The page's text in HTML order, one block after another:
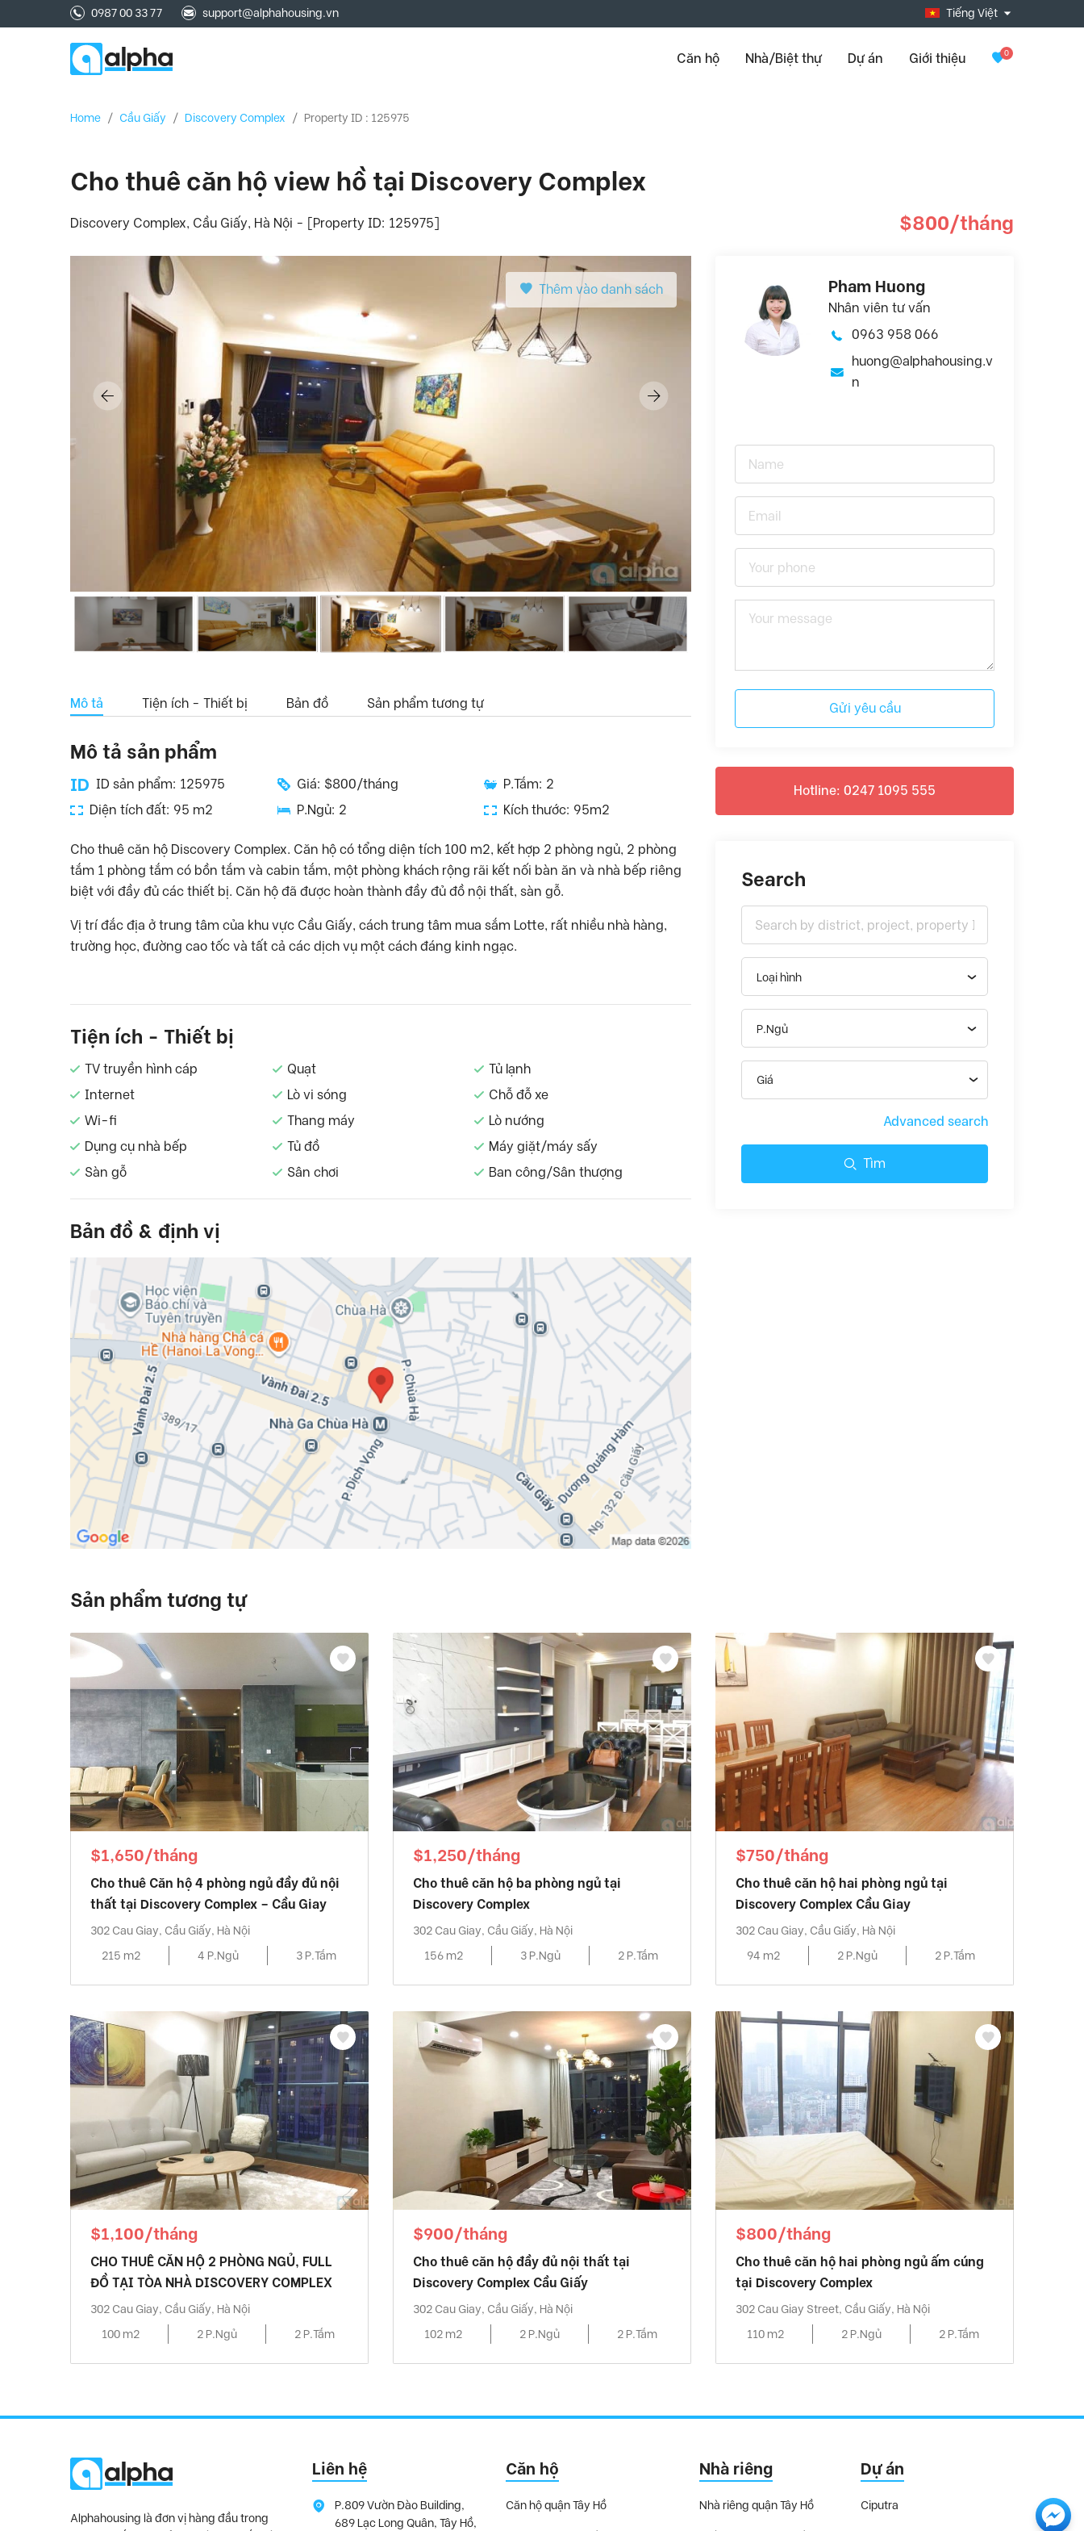
0987 00 33 77 support@alphahousing.vn Tiếng Việt
Căn hộ Nhà/Biệt thự Dự án Giới thiệu 0
Home / Cầu Giấy / Discovery Complex / Property ID : 125975
Cho thuê căn hộ view hồ tại Discovery Complex
Discovery Complex, Cầu Giấy, Hà Nội - [Property ID: 125975] $800/tháng
Thêm vào danh sách
Mô tả Tiện ích - Thiết bị Bản đồ Sản phẩm tương tự
Mô tả sản phẩm
ID sản phẩm: 125975 Giá: $800/tháng
P.Tắm: 2
Diện tích đất: 95 m2
P.Ngủ: 2 Kích thước: 95m2
Cho thuê căn hộ Discovery Complex. Căn hộ có tổng diện tích 100 m2, kết hợp 2 phòng ngủ, 2 phòng
tắm 1 phòng tắm có bồn tắm và cabin tắm, một phòng khách rộng rãi kết nối bàn ăn và nhà bếp riêng
biệt với đầy đủ các thiết bị. Căn hộ đã được hoàn thành đầy đủ đồ nội thất, sàn gỗ.
Vị trí đắc địa ở trung tâm của khu vực Cầu Giấy, cách trung tâm mua sắm Lotte, rất nhiều nhà hàng,
trường học, đường cao tốc và tất cả các dịch vụ một cách đáng kinh ngạc.
Tiện ích - Thiết bị
TV truyền hình cáp Quạt
Tủ lạnh
Internet
Lò vi sóng
Chỗ đỗ xe
Wi-fi
Thang máy
Lò nướng
Dụng cụ nhà bếp
Tủ đồ
Máy giặt/máy sấy
Sàn gỗ
Sân chơi Ban công/Sân thượng
Bản đồ & định vị
Pham Huong
Nhân viên tư vấn
0963 958 066
huong@alphahousing.v
n
Gửi yêu cầu
Hotline: 0247 1095 555
Search
Loại hình
P.Ngủ
Giá
Advanced search
Tìm
Sản phẩm tương tự
$1,650/tháng
Cho thuê Căn hộ 4 phòng ngủ đầy đủ nội
thất tại Discovery Complex – Cầu Giay
302 Cau Giay, Cầu Giấy, Hà Nội
215 m2
4 P.Ngủ 3 P.Tắm
$1,250/tháng
Cho thuê căn hộ ba phòng ngủ tại
Discovery Complex
302 Cau Giay, Cầu Giấy, Hà Nội
156 m2
3 P.Ngủ 2 P.Tắm
$750/tháng
Cho thuê căn hộ hai phòng ngủ tại
Discovery Complex Cầu Giay
302 Cau Giay, Cầu Giấy, Hà Nội
94 m2
2 P.Ngủ 2 P.Tắm
$1,100/tháng
CHO THUÊ CĂN HỘ 2 PHÒNG NGỦ, FULL
ĐỒ TẠI TÒA NHÀ DISCOVERY COMPLEX
302 Cau Giay, Cầu Giấy, Hà Nội
100 m2
2 P.Ngủ 2 P.Tắm
$900/tháng
Cho thuê căn hộ đầy đủ nội thất tại
Discovery Complex Cầu Giấy
302 Cau Giay, Cầu Giấy, Hà Nội
102 m2
2 P.Ngủ 2 P.Tắm
$800/tháng
Cho thuê căn hộ hai phòng ngủ ấm cúng
tại Discovery Complex
302 Cau Giay Street, Cầu Giấy, Hà Nội
110 m2
2 P.Ngủ 2 P.Tắm
Alphahousing là đơn vị hàng đầu trong
Liên hệ
P.809 Vườn Đào Building,
689 Lạc Long Quân, Tây Hồ,
Căn hộ
Căn hộ quận Tây Hồ
Nhà riêng
Nhà riêng quận Tây Hồ
Dự án
Ciputra